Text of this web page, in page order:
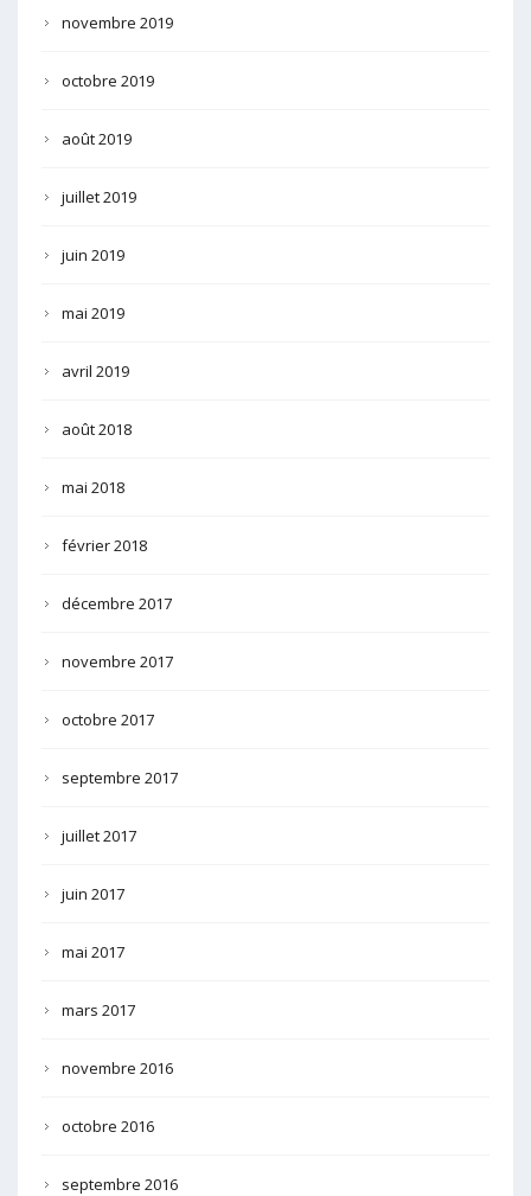
novembre 2019
octobre 2019
août 2019
juillet 2019
juin 2019
mai 2019
avril 2019
août 2018
mai 2018
février 2018
décembre 2017
novembre 2017
octobre 2017
septembre 2017
juillet 2017
juin 2017
mai 2017
mars 2017
novembre 2016
octobre 2016
septembre 2016